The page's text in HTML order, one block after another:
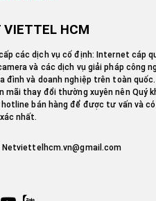
VIETTEL HCM
các dịch vụ cố định: Internet cáp
và các dịch vụ giải pháp công
đình và doanh nghiệp trên toàn
mãi thay đổi thường xuyên nên Quý
hotline bán hàng để được tư vấn và
nhất.
Netviettelhcm.vn@gmail.com